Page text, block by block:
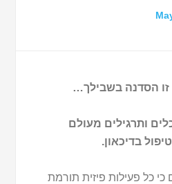
זו הסדנה בשבילך…
ותרגילים מעולם
בדיכאון.
כל פעילות פיזית תורמת